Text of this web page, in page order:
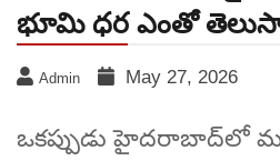
భూమి ధర ఎంతో
Admin May 27, 2026
ఒకప్పుడు హైదరాబాద్‌లో